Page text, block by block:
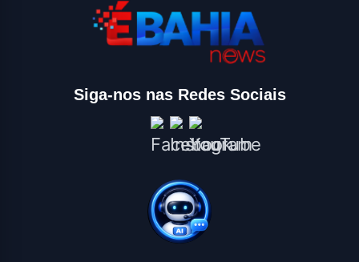
Siga-nos nas Redes Sociais